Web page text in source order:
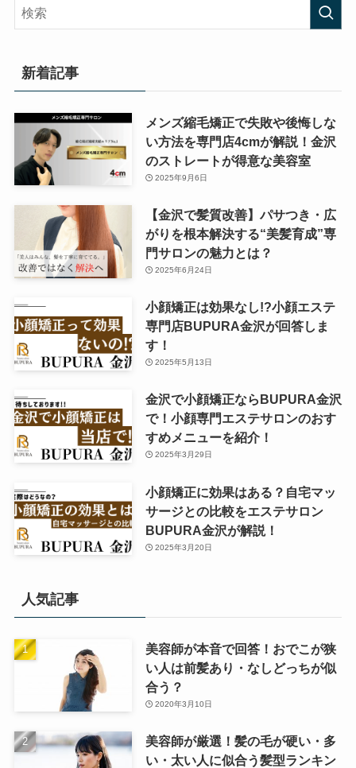
新着記事
メンズ縮毛矯正で失敗や後悔しな
い方法を専門店4cmが解説！金沢
のストレートが得意な美容室
2025年9月6日
【金沢で髪質改善】パサつき・広
がりを根本解決する“美髪育成”専
門サロンの魅力とは？
2025年6月24日
小顔矯正は効果なし!?小顔エステ
専門店BUPURA金沢が回答しま
す！
2025年5月13日
金沢で小顔矯正ならBUPURA金沢
で！小顔専門エステサロンのおす
すめメニューを紹介！
2025年3月29日
小顔矯正に効果はある？自宅マッ
サージとの比較をエステサロン
BUPURA金沢が解説！
2025年3月20日
人気記事
美容師が本音で回答！おでこが狭
い人は前髪あり・なしどっちが似
合う？
2020年3月10日
美容師が厳選！髪の毛が硬い・多
い・太い人に似合う髪型ランキン